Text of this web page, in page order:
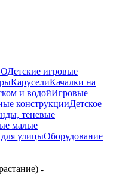
Детские игровые
КаруселиКачалки на
и водойИгровые
конструкцииДетское
теневые
малые
улицыОборудование